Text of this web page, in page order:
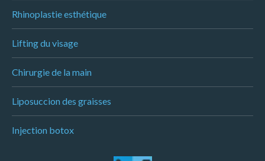
Rhinoplastie esthétique
Lifting du visage
Chirurgie de la main
Liposuccion des graisses
Injection botox